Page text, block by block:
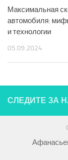
Максимальная
автомобиля:
и технологии
05.09.2024
СЛЕДИТЕ ЗА